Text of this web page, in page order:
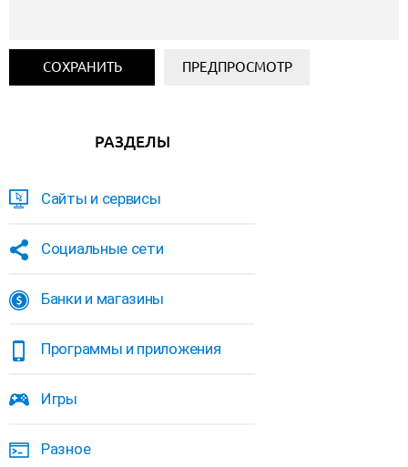
РАЗДЕЛЫ
Сайты и сервисы
Социальные сети
Банки и магазины
Программы и приложения
Игры
Разное